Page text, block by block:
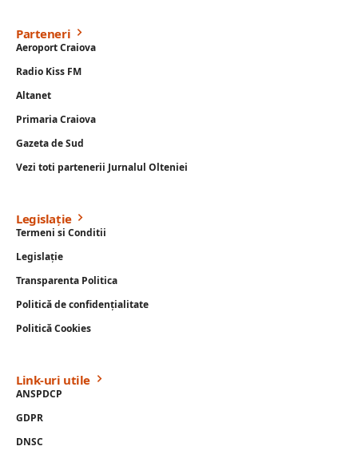
Parteneri
Aeroport Craiova
Radio Kiss FM
Altanet
Primaria Craiova
Gazeta de Sud
Vezi toti partenerii Jurnalul Olteniei
Legislație
Termeni si Conditii
Legislație
Transparenta Politica
Politică de confidențialitate
Politică Cookies
Link-uri utile
ANSPDCP
GDPR
DNSC